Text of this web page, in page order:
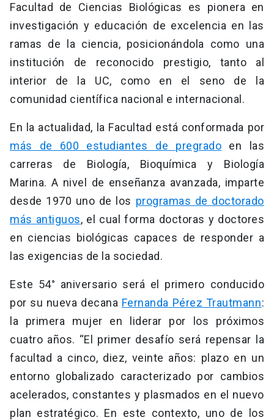
Facultad de Ciencias Biológicas es pionera en
investigación y educación de excelencia en las
ramas de la ciencia, posicionándola como una
institución de reconocido prestigio, tanto al
interior de la UC, como en el seno de la
comunidad científica nacional e internacional.
En la actualidad, la Facultad está conformada por
más de 600 estudiantes de pregrado en las
carreras de Biología, Bioquímica y Biología
Marina. A nivel de enseñanza avanzada, imparte
desde 1970 uno de los programas de doctorado
más antiguos, el cual forma doctoras y doctores
en ciencias biológicas capaces de responder a
las exigencias de la sociedad.
Este 54° aniversario será el primero conducido
por su nueva decana Fernanda Pérez Trautmann:
la primera mujer en liderar por los próximos
cuatro años. “El primer desafío será repensar la
facultad a cinco, diez, veinte años: plazo en un
entorno globalizado caracterizado por cambios
acelerados, constantes y plasmados en el nuevo
plan estratégico. En este contexto, uno de los